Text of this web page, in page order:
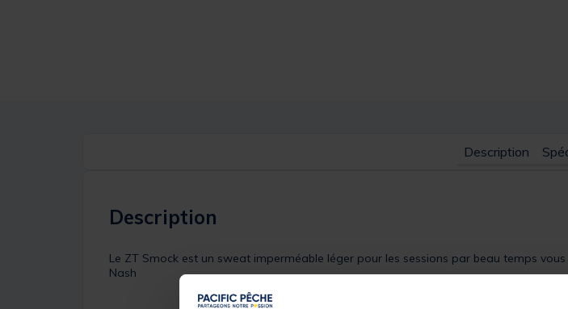
Description
Description
Le ZT Smock est un sweat imperméable léger pour les sessions par beau temps
Nash